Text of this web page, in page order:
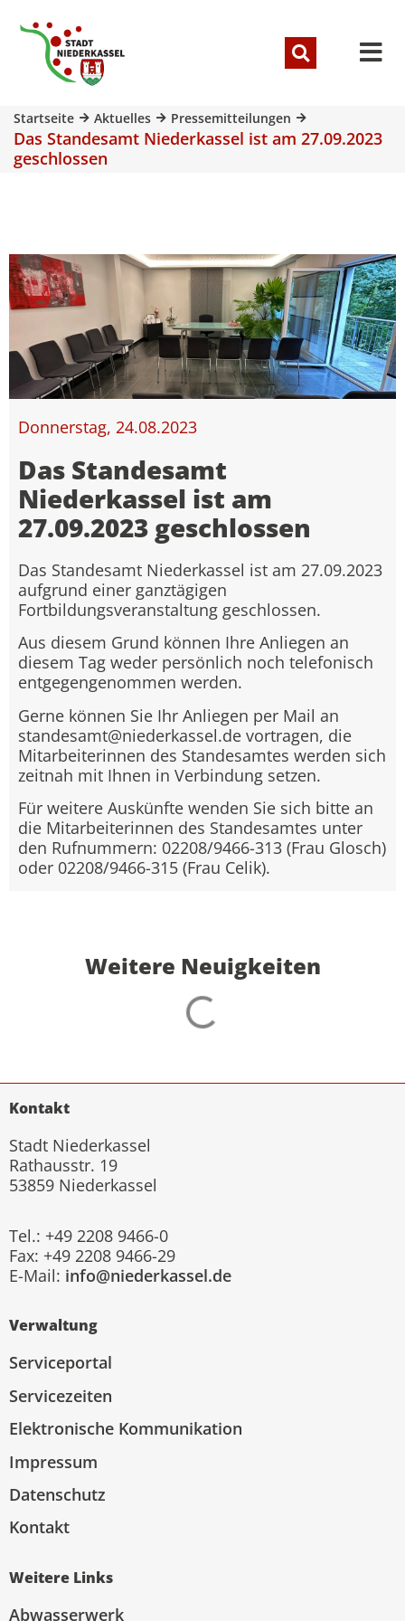
Startseite Aktuelles Pressemitteilungen
Das Standesamt Niederkassel ist am 27.09.2023
geschlossen
Donnerstag, 24.08.2023
Das Standesamt
Niederkassel ist am
27.09.2023 geschlossen
Das Standesamt Niederkassel ist am 27.09.2023
aufgrund einer ganztägigen
Fortbildungsveranstaltung geschlossen.
Aus diesem Grund können Ihre Anliegen an
diesem Tag weder persönlich noch telefonisch
entgegengenommen werden.
Gerne können Sie Ihr Anliegen per Mail an
standesamt@niederkassel.de vortragen, die
Mitarbeiterinnen des Standesamtes werden sich
zeitnah mit Ihnen in Verbindung setzen.
Für weitere Auskünfte wenden Sie sich bitte an
die Mitarbeiterinnen des Standesamtes unter
den Rufnummern: 02208/9466-313 (Frau Glosch)
oder 02208/9466-315 (Frau Celik).
Weitere Neuigkeiten
Kontakt
Stadt Niederkassel
Rathausstr. 19
53859 Niederkassel
Tel.: +49 2208 9466-0
Fax: +49 2208 9466-29
E-Mail: info@niederkassel.de
Verwaltung
Serviceportal
Servicezeiten
Elektronische Kommunikation
Impressum
Datenschutz
Kontakt
Weitere Links
Abwasserwerk